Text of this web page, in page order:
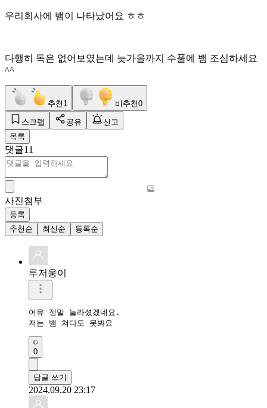
우리회사에 뱀이 나타났어요 ㅎㅎ
다행히 독은 없어보였는데 늦가을까지 수풀에 뱀 조심하세요
^^
추천 1 비추천0
스크랩 공유
신고
목록
댓글11
사진첨부
등록
추천순
최신순 등록순
루저웅이
어유 정말 놀라셨겠네요.
저는 뱀 쳐다도 못봐요
0
답글 쓰기
2024.09.20 23:17